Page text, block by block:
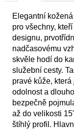
Elegantní
pro všechny,
designu,
nadčasovému
skvěle hodí do
služební cesty.
pravé kůže,
odolnost a
bezpečně
až do velikosti
štíhlý profil.